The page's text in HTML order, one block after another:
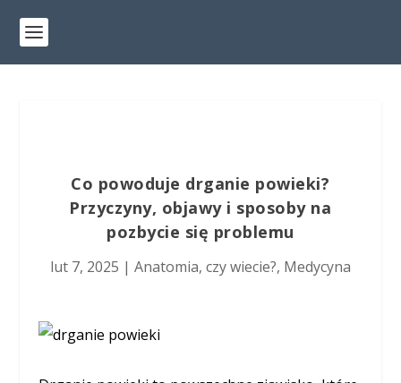
Co powoduje drganie powieki?
Przyczyny, objawy i sposoby na
pozbycie się problemu
lut 7, 2025 | Anatomia, czy wiecie?, Medycyna